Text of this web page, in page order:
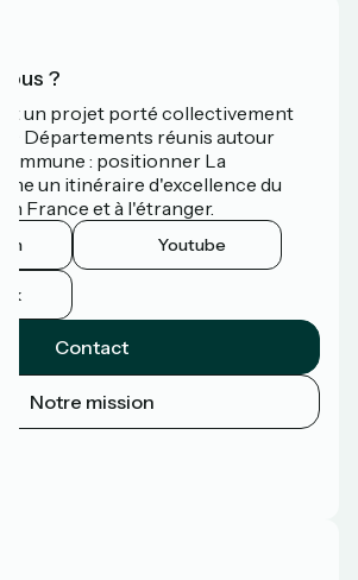
?
est un projet porté collectivement
9 Départements réunis autour
: positionner La
un itinéraire d'excellence du
France et à l'étranger.
Youtube
Contact
Notre mission